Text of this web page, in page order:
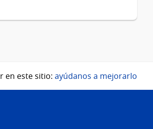
en este sitio: ayúdanos a mejorarlo